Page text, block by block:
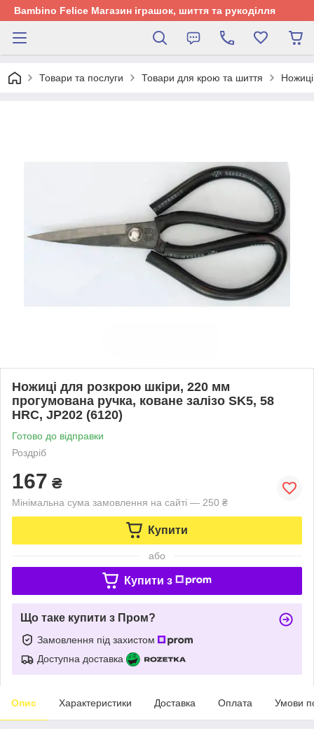
Bambino Felice Магазин іграшок, шиття та рукоділля
Товари та послуги Товари для крою та шиття Ножиці
Ножиці для розкрою шкіри, 220 мм
прогумована ручка, коване залізо SK5, 58
HRC, JP202 (6120)
Готово до відправки
Роздріб
167 ₴
Мінімальна сума замовлення на сайті — 250 ₴
Купити
або
Купити з
Що таке купити з Пром?
Замовлення під захистом
Доступна доставка
Опис Характеристики Доставка Оплата Умови